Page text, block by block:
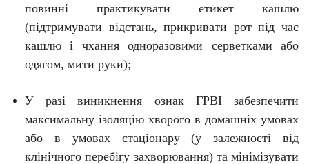
повинні практикувати етикет кашлю
(підтримувати відстань, прикривати рот під час
кашлю і чхання одноразовими серветками або
одягом, мити руки);
У разі виникнення ознак ГРВІ забезпечити
максимальну ізоляцію хворого в домашніх умовах
або в умовах стаціонару (у залежності від
клінічного перебігу захворювання) та мінімізувати